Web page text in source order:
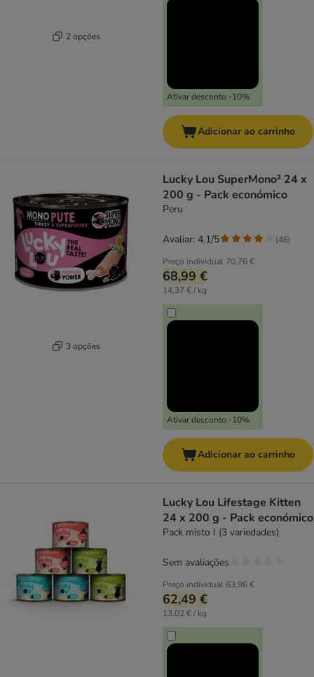
2 opções
Ativar desconto -10%
Adicionar ao carrinho
3 opções
Lucky Lou SuperMono² 24 x
200 g - Pack económico
Peru
Preço individual 70,76 €
68,99 €
14,37 € / kg
Ativar desconto -10%
Avaliar: 4.1/5 (46)
Adicionar ao carrinho
Lucky Lou Lifestage Kitten
24 x 200 g - Pack económico
Pack misto I (3 variedades)
Preço individual 63,96 €
62,49 €
13,02 € / kg
Sem avaliações